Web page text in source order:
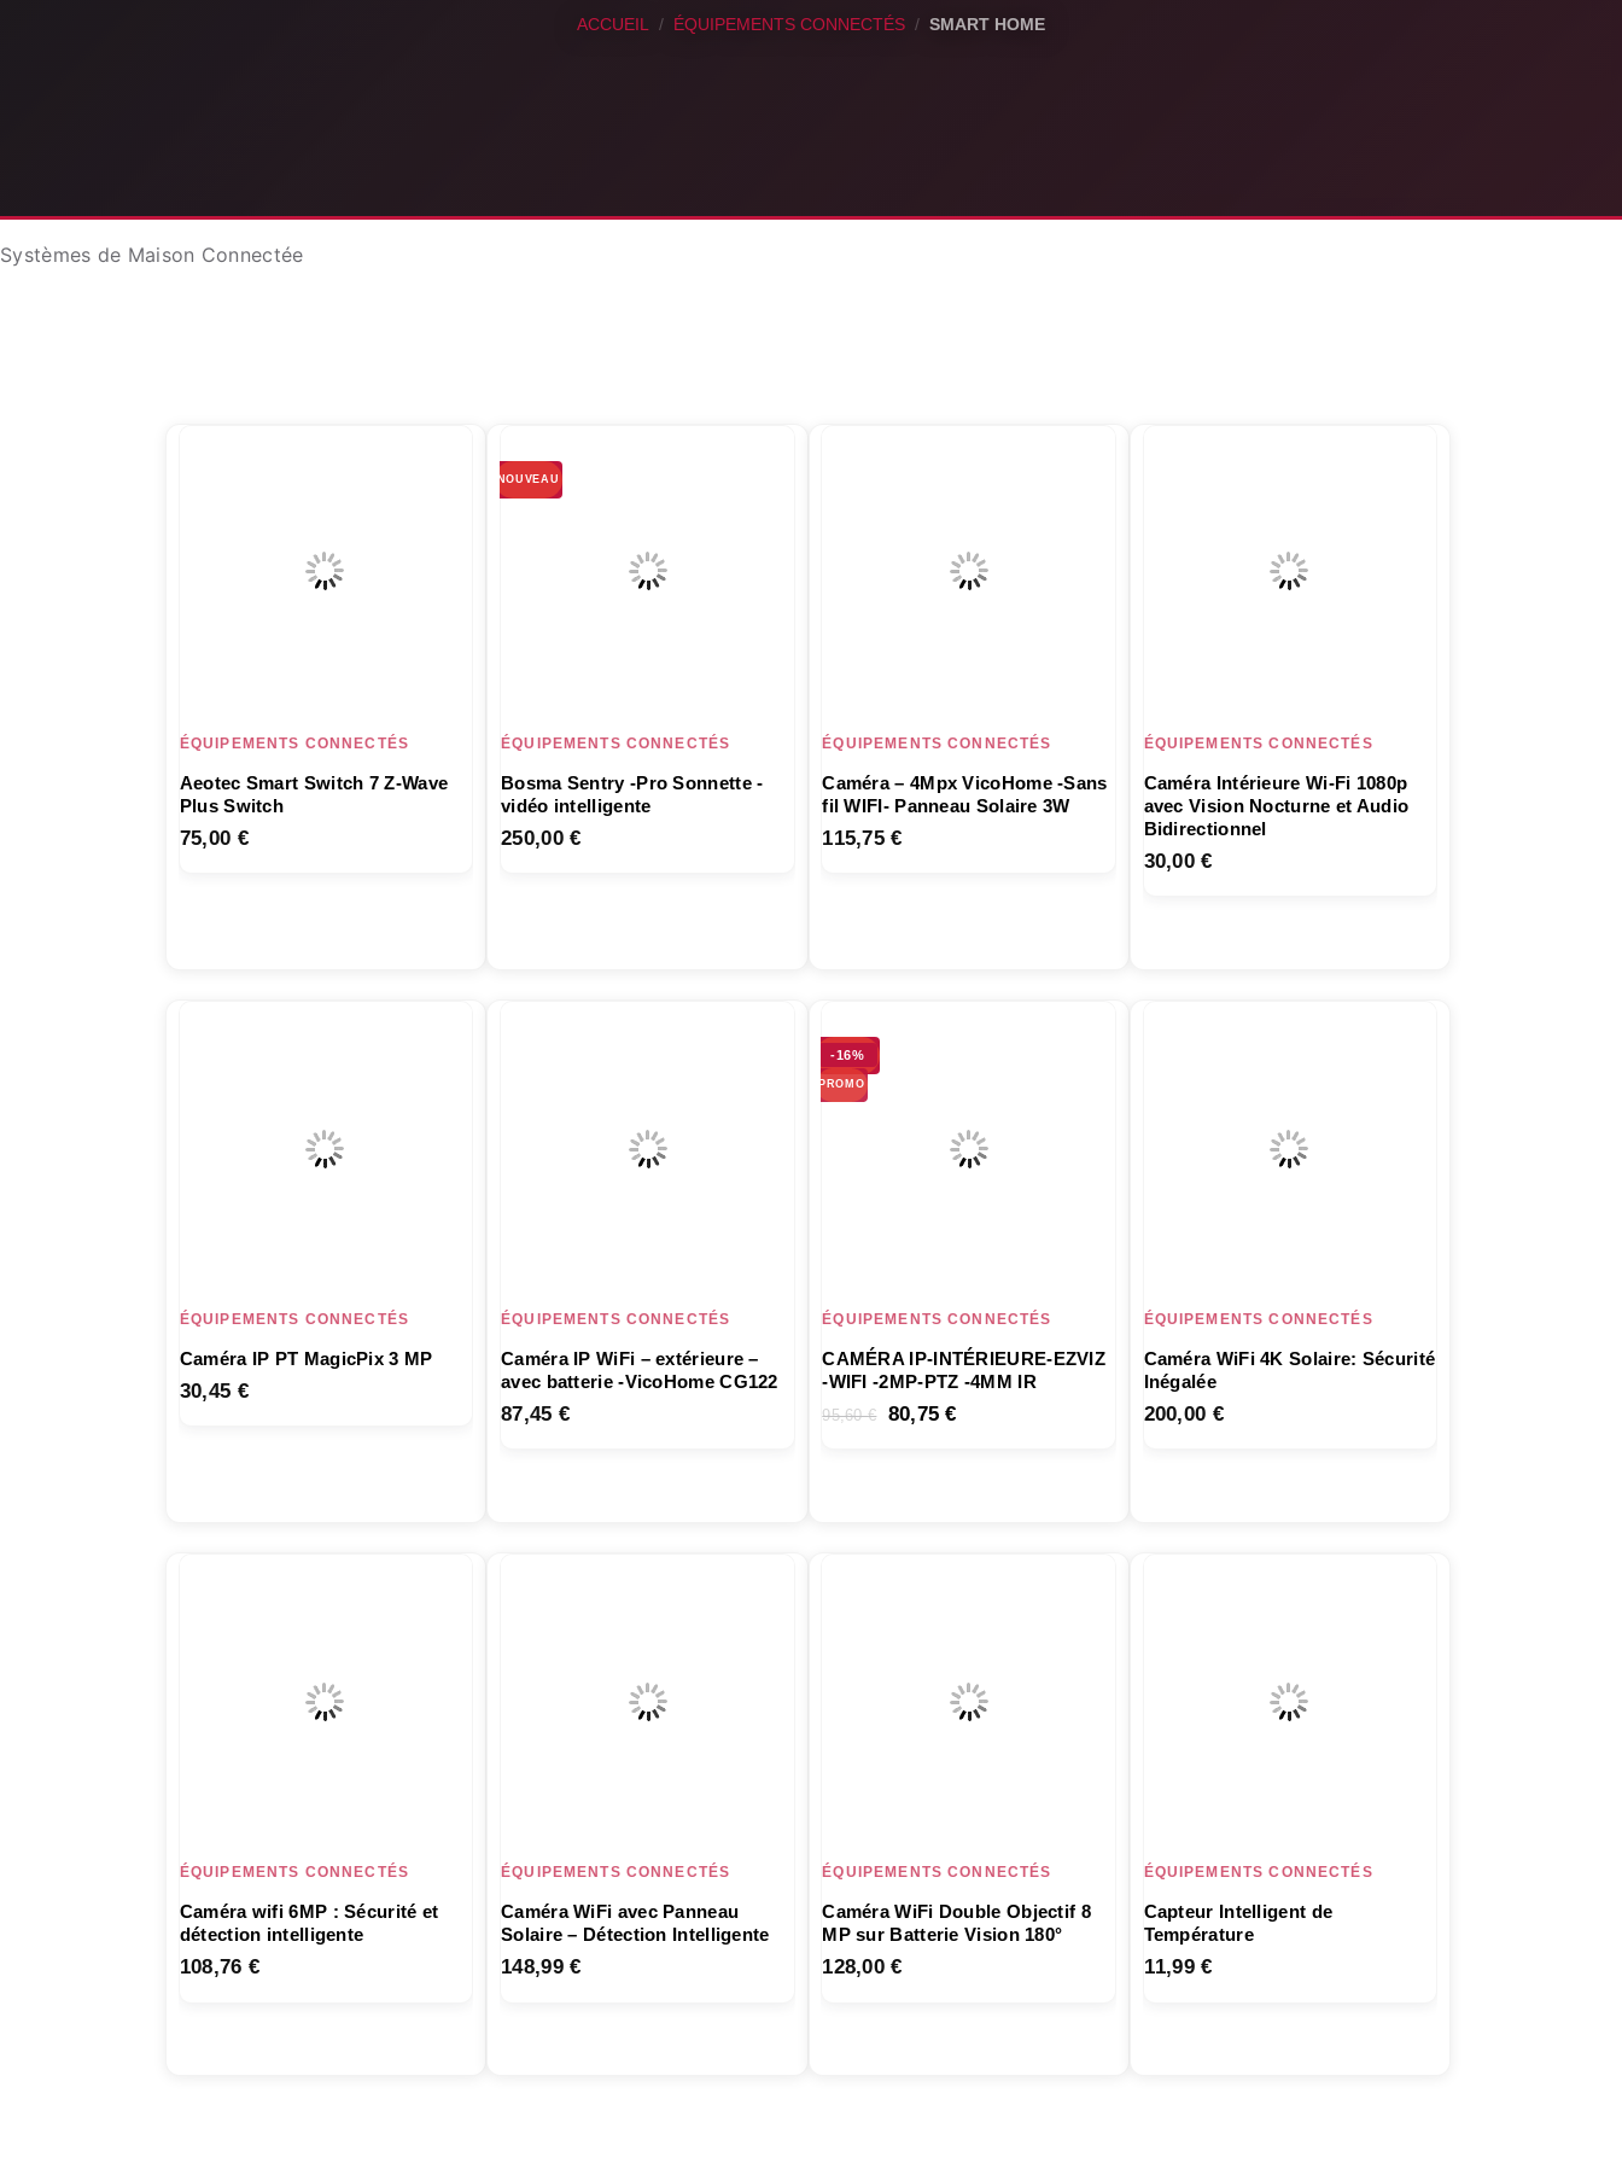
ACCUEIL / ÉQUIPEMENTS CONNECTÉS / SMART HOME
Systèmes de Maison Connectée
ÉQUIPEMENTS CONNECTÉS
Aeotec Smart Switch 7 Z-Wave
Plus Switch
75,00 €
NOUVEAU
ÉQUIPEMENTS CONNECTÉS
Bosma Sentry -Pro Sonnette -
vidéo intelligente
250,00€
ÉQUIPEMENTS CONNECTÉS
Caméra – 4Mpx VicoHome -Sans
fil WIFI- Panneau Solaire 3W
115,75€
ÉQUIPEMENTS CONNECTÉS
Caméra Intérieure Wi-Fi 1080p
avec Vision Nocturne et Audio
Bidirectionnel
30,00€
ÉQUIPEMENTS CONNECTÉS
Caméra IP PT MagicPix 3 MP
30,45 €
ÉQUIPEMENTS CONNECTÉS
Caméra IP WiFi – extérieure –
avec batterie -VicoHome CG122
87,45 €
-16%
PROMO
ÉQUIPEMENTS CONNECTÉS
CAMÉRA IP-INTÉRIEURE-EZVIZ
-WIFI -2MP-PTZ -4MM IR
95,60€
Le
80,75€Le
ÉQUIPEMENTS CONNECTÉS
Caméra WiFi 4K Solaire: Sécurité
Inégalée
200,00 €
ÉQUIPEMENTS CONNECTÉS
Caméra wifi 6MP : Sécurité et
détection intelligente
108,76 €
ÉQUIPEMENTS CONNECTÉS
Caméra WiFi avec Panneau
Solaire – Détection Intelligente
148,99€
ÉQUIPEMENTS CONNECTÉS
Caméra WiFi Double Objectif 8
MP sur Batterie Vision 180°
128,00€
ÉQUIPEMENTS CONNECTÉS
Capteur Intelligent de
Température
11,99€